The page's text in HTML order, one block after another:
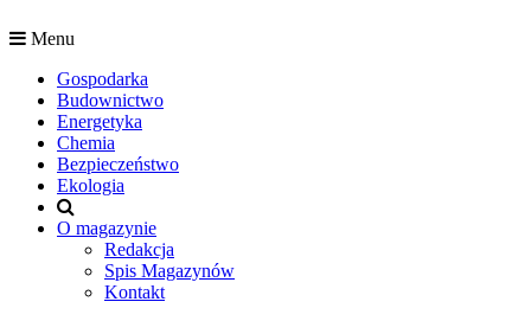
Menu
Gospodarka
Budownictwo
Energetyka
Chemia
Bezpieczeństwo
Ekologia
O magazynie
Redakcja
Spis Magazynów
Kontakt